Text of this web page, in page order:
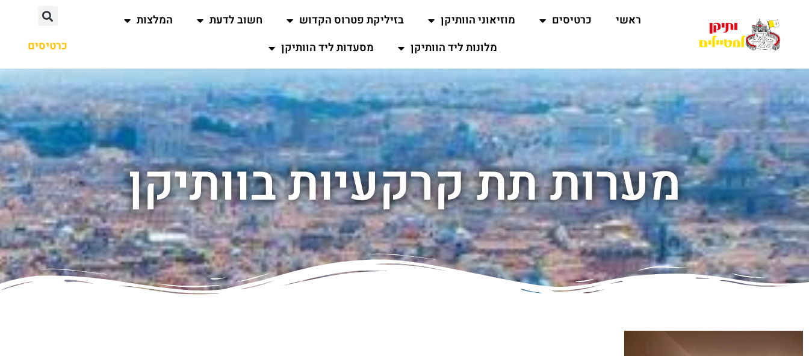
ראשי כרטיסים מוזיאוני הוותיקן בזיליקת פטרוס הקדוש חשוב לדעת
המלצות
מלונות ליד הוותיקן
מסעדות ליד הוותיקן כרטיסים
מערות תת קרקעיות בוותיקן